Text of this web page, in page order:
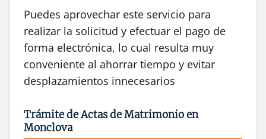
Puedes aprovechar este servicio para
realizar la solicitud y efectuar el pago de
forma electrónica, lo cual resulta muy
conveniente al ahorrar tiempo y evitar
desplazamientos innecesarios
Trámite de Actas de Matrimonio en
Monclova